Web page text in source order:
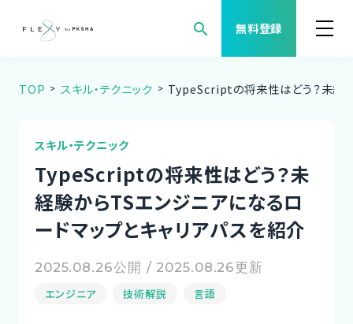
search 無料登録
案件検索
職種から案件を探す
FLEXYについて
よくある質問
福利厚生
TOP スキル・テクニック TypeScriptの将来性はどう？未経験
スキル・テクニック
TypeScriptの将来性はどう？未
経験からTSエンジニアになるロ
ードマップとキャリアパスを紹介
2025.08.26公開 / 2025.08.26更新
エンジニア 技術解説 言語